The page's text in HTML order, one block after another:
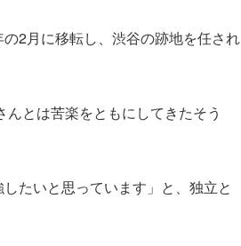
の2月に移転し、渋谷の跡地を任され
とは苦楽をともにしてきたそう
たいと思っています」と、独立と